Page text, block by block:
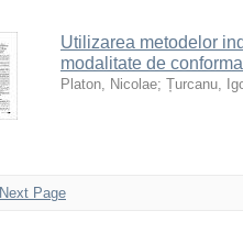
Utilizarea metodelor
modalitate de
Platon, Nicolae; Țurcanu,
Next Page